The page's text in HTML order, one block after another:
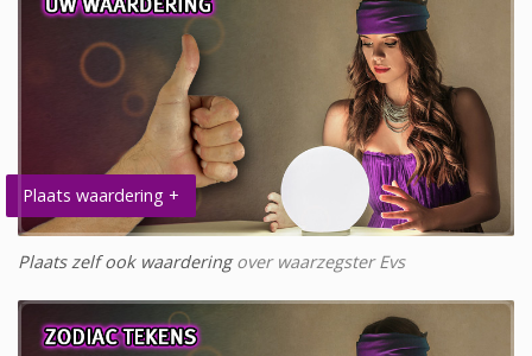
Plaats waardering +
Plaats zelf ook waarderingover waarzegster Evs